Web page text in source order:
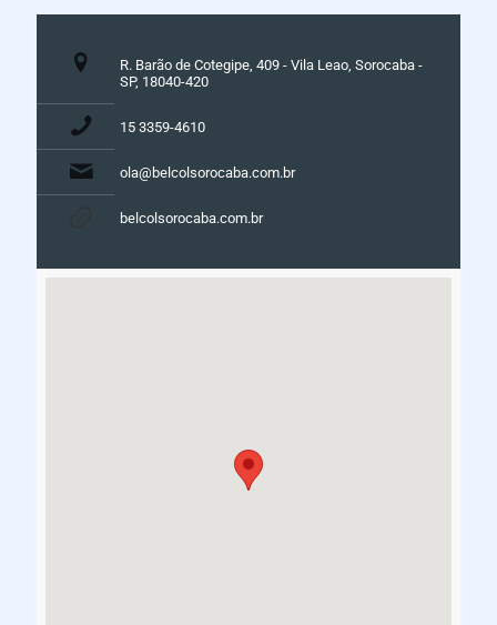
R. Barão de Cotegipe, 409 - Vila Leao, Sorocaba -
SP, 18040-420
15 3359-4610
ola@belcolsorocaba.com.br
belcolsorocaba.com.br